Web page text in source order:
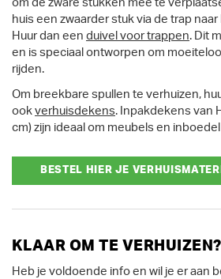
om de zware stukken mee te
huis een zwaarder stuk via de trap
Huur dan een duivel voor trappen. Dit
en is speciaal ontworpen om
rijden.
Om breekbare spullen te verhuizen,
ook verhuisdekens. Inpakdekens van
cm) zijn ideaal om meubels en
BESTEL HIER JE
KLAAR OM TE VERHUIZEN?
Heb je voldoende info en wil je er aan